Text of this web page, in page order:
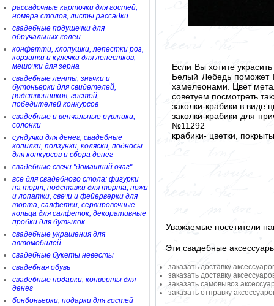
рассадочные карточки для гостей,
номера столов, листы рассадки
свадебные подушечки для
обручальных колец
конфетти, хлопушки, лепестки роз,
корзинки и кулечки для лепестков,
мешочки для зерна
свадебные ленты, значки и
бутоньерки для свидетелей,
родственников, гостей,
победителей конкурсов
свадебные и венчальные рушники,
солонки
сундучки для денег, свадебные
копилки, ползунки, коляски, подносы
для конкурсов и сбора денег
свадебные свечи "домашний очаг"
все для свадебного стола: фигурки
на торт, подставки для торта, ножи
и лопатки, свечи и фейерверки для
торта, салфетки, сервировочные
кольца для салфеток, декоративные
пробки для бутылок
свадебные украшения для
автомобилей
свадебные букеты невесты
свадебная обувь
свадебные подарки, конверты для
денег
бонбоньерки, подарки для гостей
Если Вы хотите
Белый Лебедь поможет
хамелеонами. Цвет
советуем посмотреть
заколки-крабики в виде
заколки-крабики для
№11292
крабики- цветки,
Уважаемые посетители
Эти свадебные
заказать доставку
заказать доставку
заказать самовывоз
заказать отправку